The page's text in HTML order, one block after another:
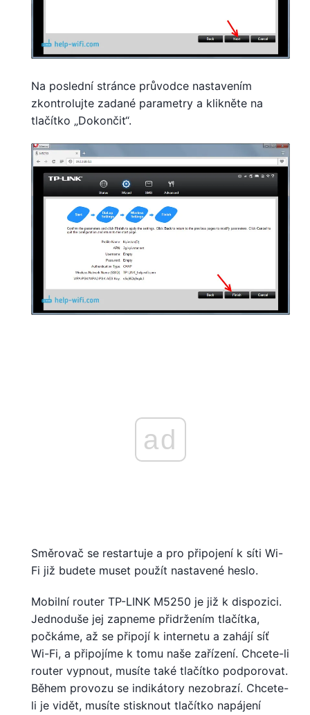
Na poslední stránce průvodce nastavením
zkontrolujte zadané parametry a klikněte na
tlačítko „Dokončit“.
ad
Směrovač se restartuje a pro připojení k síti Wi-
Fi již budete muset použít nastavené heslo.
Mobilní router TP-LINK M5250 je již k dispozici.
Jednoduše jej zapneme přidržením tlačítka,
počkáme, až se připojí k internetu a zahájí síť
Wi-Fi, a připojíme k tomu naše zařízení. Chcete-li
router vypnout, musíte také tlačítko podporovat.
Během provozu se indikátory nezobrazí. Chcete-
li je vidět, musíte stisknout tlačítko napájení